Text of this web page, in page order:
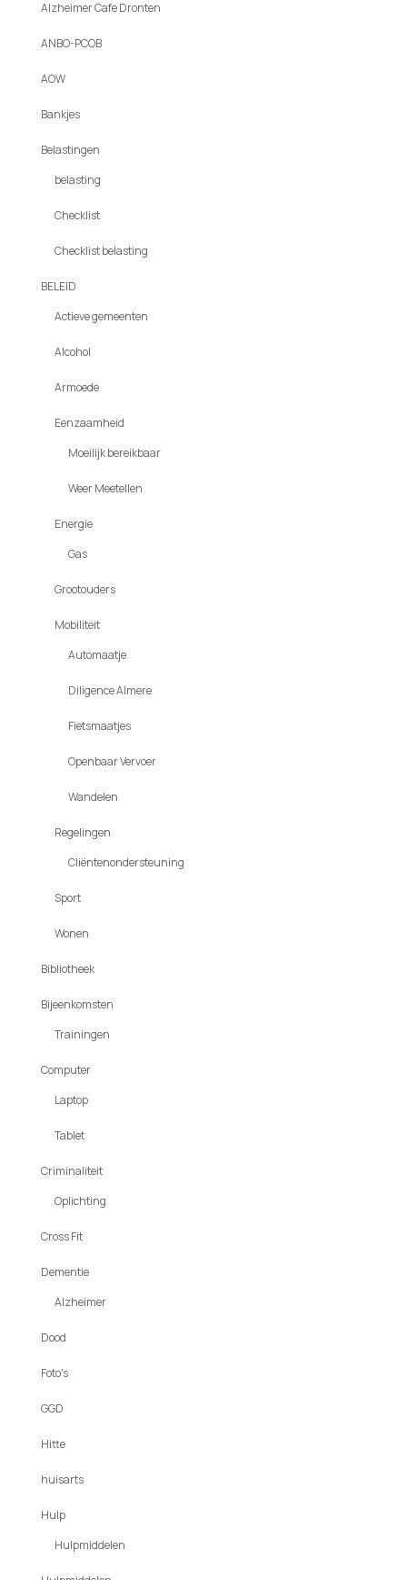
Alzheimer Cafe Dronten
ANBO-PCOB
AOW
Bankjes
Belastingen
belasting
Checklist
Checklist belasting
BELEID
Actieve gemeenten
Alcohol
Armoede
Eenzaamheid
Moeilijk bereikbaar
Weer Meetellen
Energie
Gas
Grootouders
Mobiliteit
Automaatje
Diligence Almere
Fietsmaatjes
Openbaar Vervoer
Wandelen
Regelingen
Cliëntenondersteuning
Sport
Wonen
Bibliotheek
Bijeenkomsten
Trainingen
Computer
Laptop
Tablet
Criminaliteit
Oplichting
Cross Fit
Dementie
Alzheimer
Dood
Foto's
GGD
Hitte
huisarts
Hulp
Hulpmiddelen